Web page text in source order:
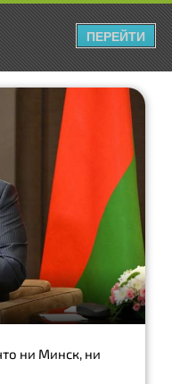
ПЕРЕЙТИ
ни Минск, ни